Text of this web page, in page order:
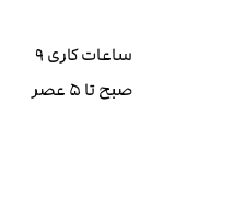
ساعات کاری ۹
صبح تا ۵ عصر